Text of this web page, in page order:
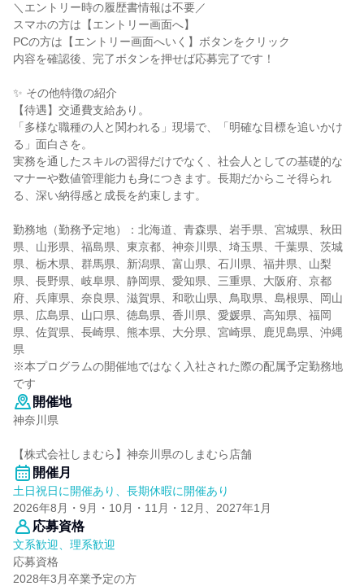
＼エントリー時の履歴書情報は不要／
スマホの方は【エントリー画面へ】
PCの方は【エントリー画面へいく】ボタンをクリック
内容を確認後、完了ボタンを押せば応募完了です！
✨ その他特徴の紹介
【待遇】交通費支給あり。
「多様な職種の人と関われる」現場で、「明確な目標を追いかけ
る」面白さを。
実務を通したスキルの習得だけでなく、社会人としての基礎的な
マナーや数値管理能力も身につきます。長期だからこそ得られ
る、深い納得感と成長を約束します。
勤務地（勤務予定地）：北海道、青森県、岩手県、宮城県、秋田
県、山形県、福島県、東京都、神奈川県、埼玉県、千葉県、茨城
県、栃木県、群馬県、新潟県、富山県、石川県、福井県、山梨
県、長野県、岐阜県、静岡県、愛知県、三重県、大阪府、京都
府、兵庫県、奈良県、滋賀県、和歌山県、鳥取県、島根県、岡山
県、広島県、山口県、徳島県、香川県、愛媛県、高知県、福岡
県、佐賀県、長崎県、熊本県、大分県、宮崎県、鹿児島県、沖縄
県
※本プログラムの開催地ではなく入社された際の配属予定勤務地
です
開催地
神奈川県
【株式会社しまむら】神奈川県のしまむら店舗
開催月
土日祝日に開催あり、長期休暇に開催あり
2026年8月・9月・10月・11月・12月、2027年1月
応募資格
文系歓迎、理系歓迎
応募資格
2028年3月卒業予定の方